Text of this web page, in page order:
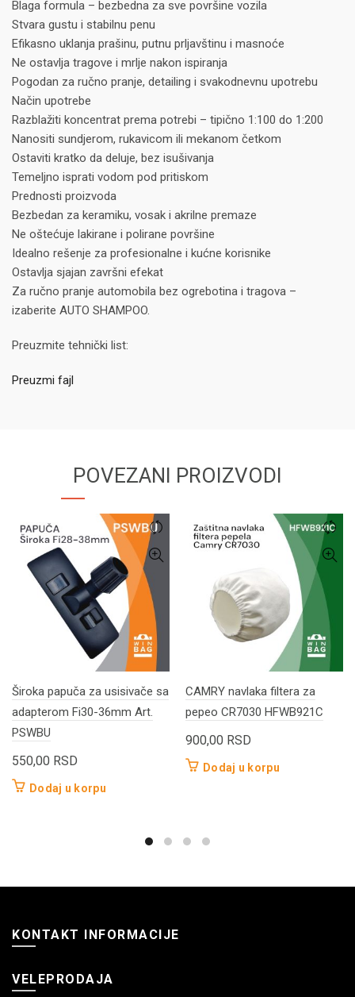
Blaga formula – bezbedna za sve površine vozila
Stvara gustu i stabilnu penu
Efikasno uklanja prašinu, putnu prljavštinu i masnoće
Ne ostavlja tragove i mrlje nakon ispiranja
Pogodan za ručno pranje, detailing i svakodnevnu upotrebu
Način upotrebe
Razblažiti koncentrat prema potrebi – tipično 1:100 do 1:200
Nanositi sundjerom, rukavicom ili mekanom četkom
Ostaviti kratko da deluje, bez isušivanja
Temeljno isprati vodom pod pritiskom
Prednosti proizvoda
Bezbedan za keramiku, vosak i akrilne premaze
Ne oštećuje lakirane i polirane površine
Idealno rešenje za profesionalne i kućne korisnike
Ostavlja sjajan završni efekat
Za ručno pranje automobila bez ogrebotina i tragova –
izaberite AUTO SHAMPOO.
Preuzmite tehnički list:
Preuzmi fajl
POVEZANI PROIZVODI
Široka papuča za usisivače sa
adapterom Fi30-36mm Art.
PSWBU
550,00 RSD
Dodaj u korpu
CAMRY navlaka filtera za
pepeo CR7030 HFWB921C
900,00 RSD
Dodaj u korpu
KONTAKT INFORMACIJE
VELEPRODAJA